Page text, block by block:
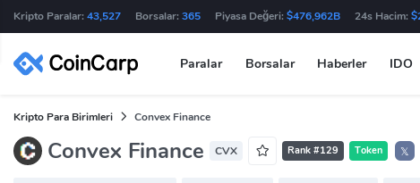
Kripto Paralar: 43,527 Borsalar: 365 Piyasa Değeri: $476,962B 24s Hacim:
Paralar Borsalar Haberler IDO
Kripto Para Birimleri Convex Finance
Convex Finance CVX Rank #129 Token 𝕏